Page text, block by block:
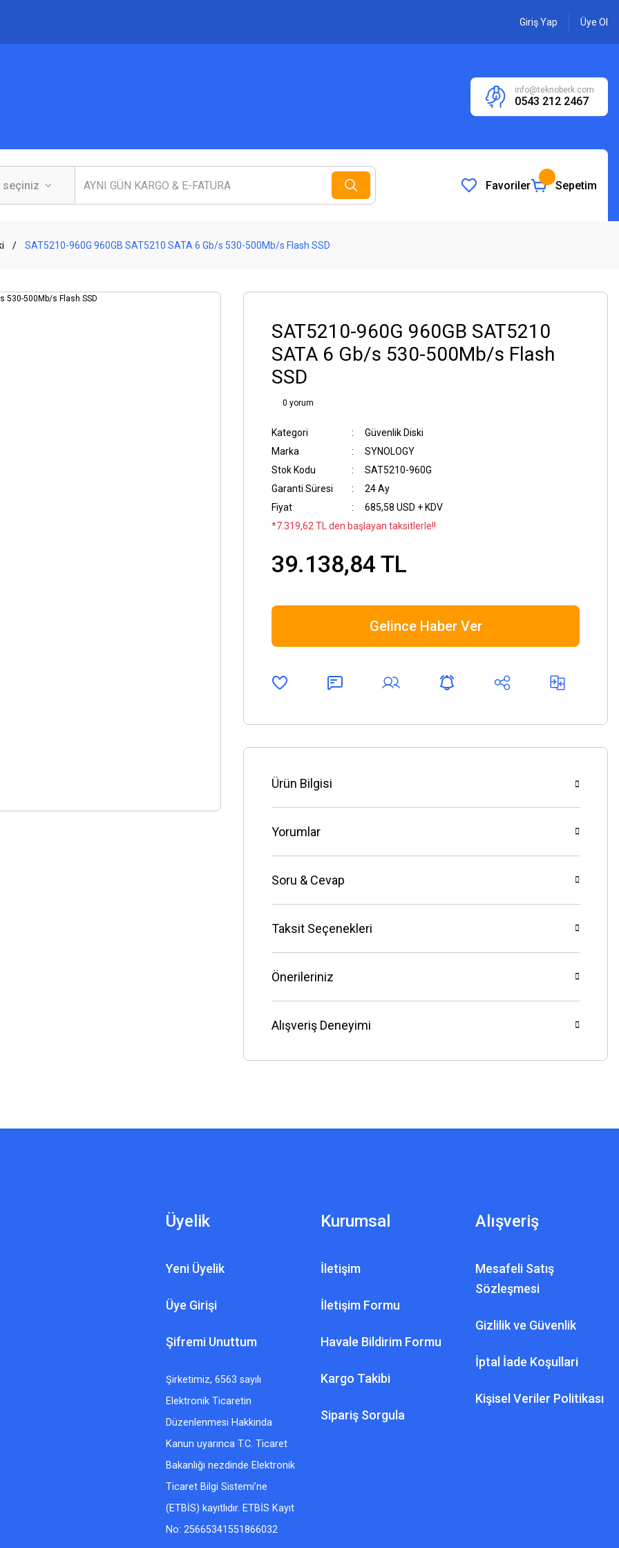
Giriş Yap Üye Ol
info@teknoberk.com
0543 212 2467
Favoriler Sepetim
SAT5210-960G 960GB SAT5210 SATA 6 Gb/s 530-500Mb/s Flash SSD
SAT5210-960G 960GB SAT5210
SATA 6 Gb/s 530-500Mb/s Flash
SSD
0 yorum
Kategori
Güvenlik Diski
Marka
SYNOLOGY
Stok Kodu
SAT5210-960G
Garanti Süresi
24 Ay
Fiyat
685,58 USD + KDV
*7.319,62 TL den başlayan taksitlerle!!
39.138,84 TL
Gelince Haber Ver
Ürün Bilgisi
Yorumlar
Soru & Cevap
Taksit Seçenekleri
Önerileriniz
Alışveriş Deneyimi
Üyelik
Yeni Üyelik
Üye Girişi
Şifremi Unuttum
Şirketimiz, 6563 sayılı
Elektronik Ticaretin
Düzenlenmesi Hakkında
Kanun uyarınca T.C. Ticaret
Bakanlığı nezdinde Elektronik
Ticaret Bilgi Sistemi’ne
(ETBİS) kayıtlıdır. ETBİS Kayıt
No: 25665341551866032
Kurumsal
İletişim
İletişim Formu
Havale Bildirim Formu
Kargo Takibi
Sipariş Sorgula
Alışveriş
Mesafeli Satış
Sözleşmesi
Gizlilik ve Güvenlik
İptal İade Koşullari
Kişisel Veriler Politikası